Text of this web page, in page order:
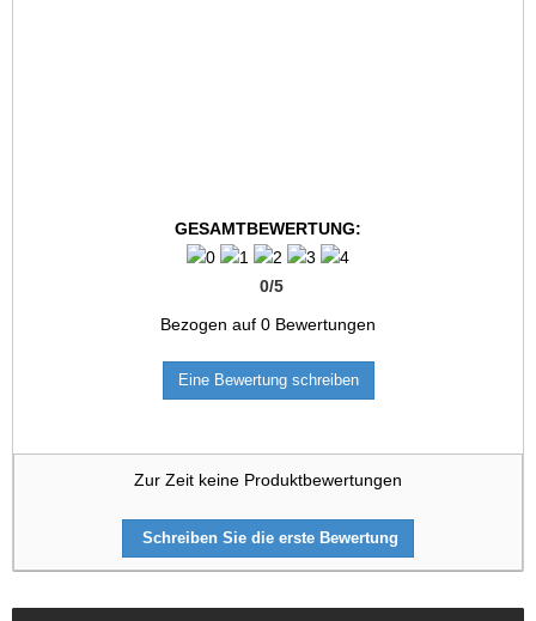
GESAMTBEWERTUNG:
0/5
Bezogen auf 0 Bewertungen
Eine Bewertung schreiben
Zur Zeit keine Produktbewertungen
Schreiben Sie die erste Bewertung